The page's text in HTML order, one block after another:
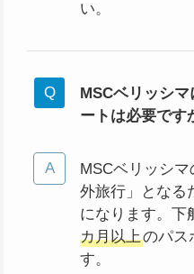
い。
MSCベリッシ
ートは必要です
MSCベリッシ
外旅行」となる
になります。下
カ月以上のパス
す。